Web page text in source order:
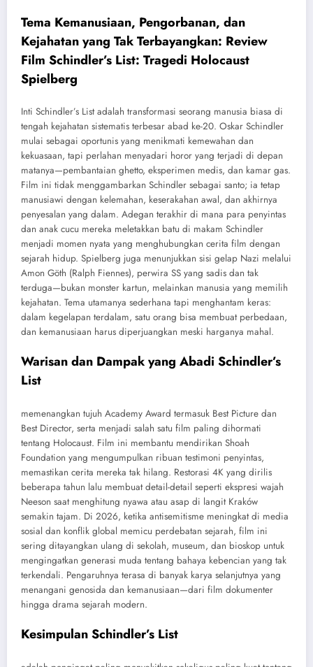
Tema Kemanusiaan, Pengorbanan, dan
Kejahatan yang Tak Terbayangkan: Review
Film Schindler’s List: Tragedi Holocaust
Spielberg
Inti Schindler’s List adalah transformasi seorang manusia biasa di
tengah kejahatan sistematis terbesar abad ke-20. Oskar Schindler
mulai sebagai oportunis yang menikmati kemewahan dan
kekuasaan, tapi perlahan menyadari horor yang terjadi di depan
matanya—pembantaian ghetto, eksperimen medis, dan kamar gas.
Film ini tidak menggambarkan Schindler sebagai santo; ia tetap
manusiawi dengan kelemahan, keserakahan awal, dan akhirnya
penyesalan yang dalam. Adegan terakhir di mana para penyintas
dan anak cucu mereka meletakkan batu di makam Schindler
menjadi momen nyata yang menghubungkan cerita film dengan
sejarah hidup. Spielberg juga menunjukkan sisi gelap Nazi melalui
Amon Göth (Ralph Fiennes), perwira SS yang sadis dan tak
terduga—bukan monster kartun, melainkan manusia yang memilih
kejahatan. Tema utamanya sederhana tapi menghantam keras:
dalam kegelapan terdalam, satu orang bisa membuat perbedaan,
dan kemanusiaan harus diperjuangkan meski harganya mahal.
Warisan dan Dampak yang Abadi Schindler’s
List
memenangkan tujuh Academy Award termasuk Best Picture dan
Best Director, serta menjadi salah satu film paling dihormati
tentang Holocaust. Film ini membantu mendirikan Shoah
Foundation yang mengumpulkan ribuan testimoni penyintas,
memastikan cerita mereka tak hilang. Restorasi 4K yang dirilis
beberapa tahun lalu membuat detail-detail seperti ekspresi wajah
Neeson saat menghitung nyawa atau asap di langit Kraków
semakin tajam. Di 2026, ketika antisemitisme meningkat di media
sosial dan konflik global memicu perdebatan sejarah, film ini
sering ditayangkan ulang di sekolah, museum, dan bioskop untuk
mengingatkan generasi muda tentang bahaya kebencian yang tak
terkendali. Pengaruhnya terasa di banyak karya selanjutnya yang
menangani genosida dan kemanusiaan—dari film dokumenter
hingga drama sejarah modern.
Kesimpulan Schindler’s List